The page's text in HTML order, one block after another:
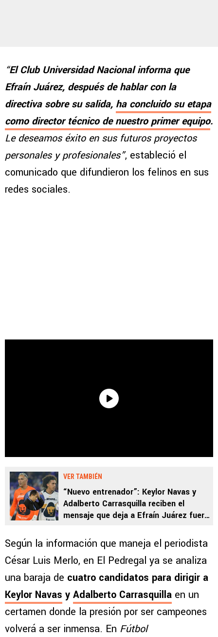
“El Club Universidad Nacional informa que
Efraín Juárez, después de hablar con la
directiva sobre su salida, ha concluido su etapa
como director técnico de nuestro primer equipo.
Le deseamos éxito en sus futuros proyectos
personales y profesionales”, estableció el
comunicado que difundieron los felinos en sus
redes sociales.
VER TAMBIÉN
“Nuevo entrenador”: Keylor Navas y
Adalberto Carrasquilla reciben el
mensaje que deja a Efraín Juárez fuera
Según la información que maneja el periodista
César Luis Merlo, en El Pedregal ya se analiza
una baraja de cuatro candidatos para dirigir a
Keylor Navas y Adalberto Carrasquilla en un
certamen donde la presión por ser campeones
volverá a ser inmensa. En Fútbol